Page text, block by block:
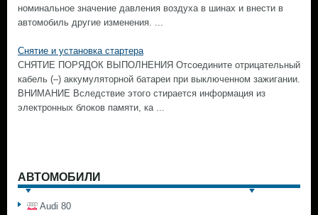
номинальное значение давления воздуха в шинах и внести в
автомобиль другие изменения. ...
Снятие и установка стартера
СНЯТИЕ ПОРЯДОК ВЫПОЛНЕНИЯ Отсоедините отрицательный
кабель (–) аккумуляторной батареи при выключенном зажигании.
ВНИМАНИЕ Вследствие этого стирается информация из
электронных блоков памяти, ка ...
АВТОМОБИЛИ
Audi 80